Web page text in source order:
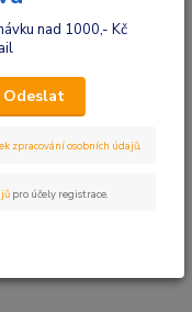
nad 1000,- Kč
Odeslat
zpracování osobních údajů.
pro účely registrace.